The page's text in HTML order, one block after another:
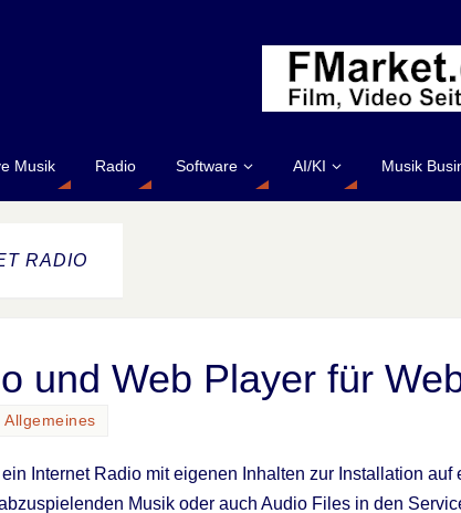
Musik Radio Software AI/KI Musik
RADIO
und Web Player für
Allgemeines
Internet Radio mit eigenen Inhalten zur Installation auf
Musik oder auch Audio Files in den